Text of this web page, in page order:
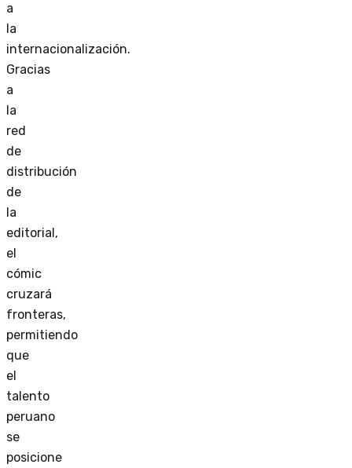
a
la
internacionalización.
Gracias
a
la
red
de
distribución
de
la
editorial,
el
cómic
cruzará
fronteras,
permitiendo
que
el
talento
peruano
se
posicione